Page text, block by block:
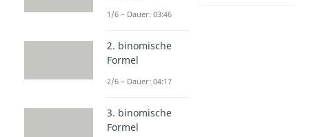
1/6 – Dauer: 03:46
2. binomische
Formel
2/6 – Dauer: 04:17
3. binomische
Formel